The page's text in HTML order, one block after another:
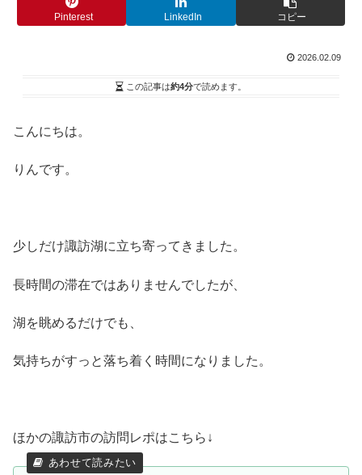
Pinterest LinkedIn コピー
2026.02.09
この記事は約4分で読めます。
こんにちは。
りんです。
少しだけ諏訪湖に立ち寄ってきました。
長時間の滞在ではありませんでしたが、
湖を眺めるだけでも、
気持ちがすっと落ち着く時間になりました。
ほかの諏訪市の訪問レポはこちら↓